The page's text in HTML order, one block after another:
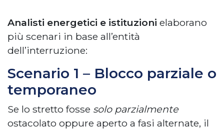
Analisti energetici e istituzioni elaborano
più scenari in base all’entità
dell’interruzione:
Scenario 1 – Blocco parziale o
temporaneo
Se lo stretto fosse solo parzialmente
ostacolato oppure aperto a fasi alternate, il